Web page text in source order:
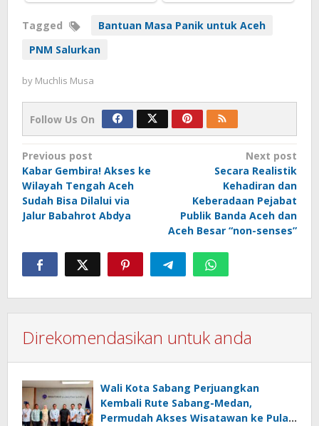
Tagged
Bantuan Masa Panik untuk Aceh
PNM Salurkan
by Muchlis Musa
Follow Us On
Post
navigation
Previous post
Kabar Gembira! Akses ke
Wilayah Tengah Aceh
Sudah Bisa Dilalui via
Jalur Babahrot Abdya
Next post
Secara Realistik
Kehadiran dan
Keberadaan Pejabat
Publik Banda Aceh dan
Aceh Besar “non-senses”
Direkomendasikan untuk anda
Wali Kota Sabang Perjuangkan
Kembali Rute Sabang-Medan,
Permudah Akses Wisatawan ke Pulau